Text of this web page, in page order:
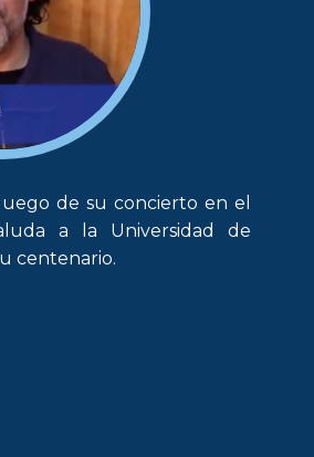
de su concierto en el
a la Universidad de
centenario.